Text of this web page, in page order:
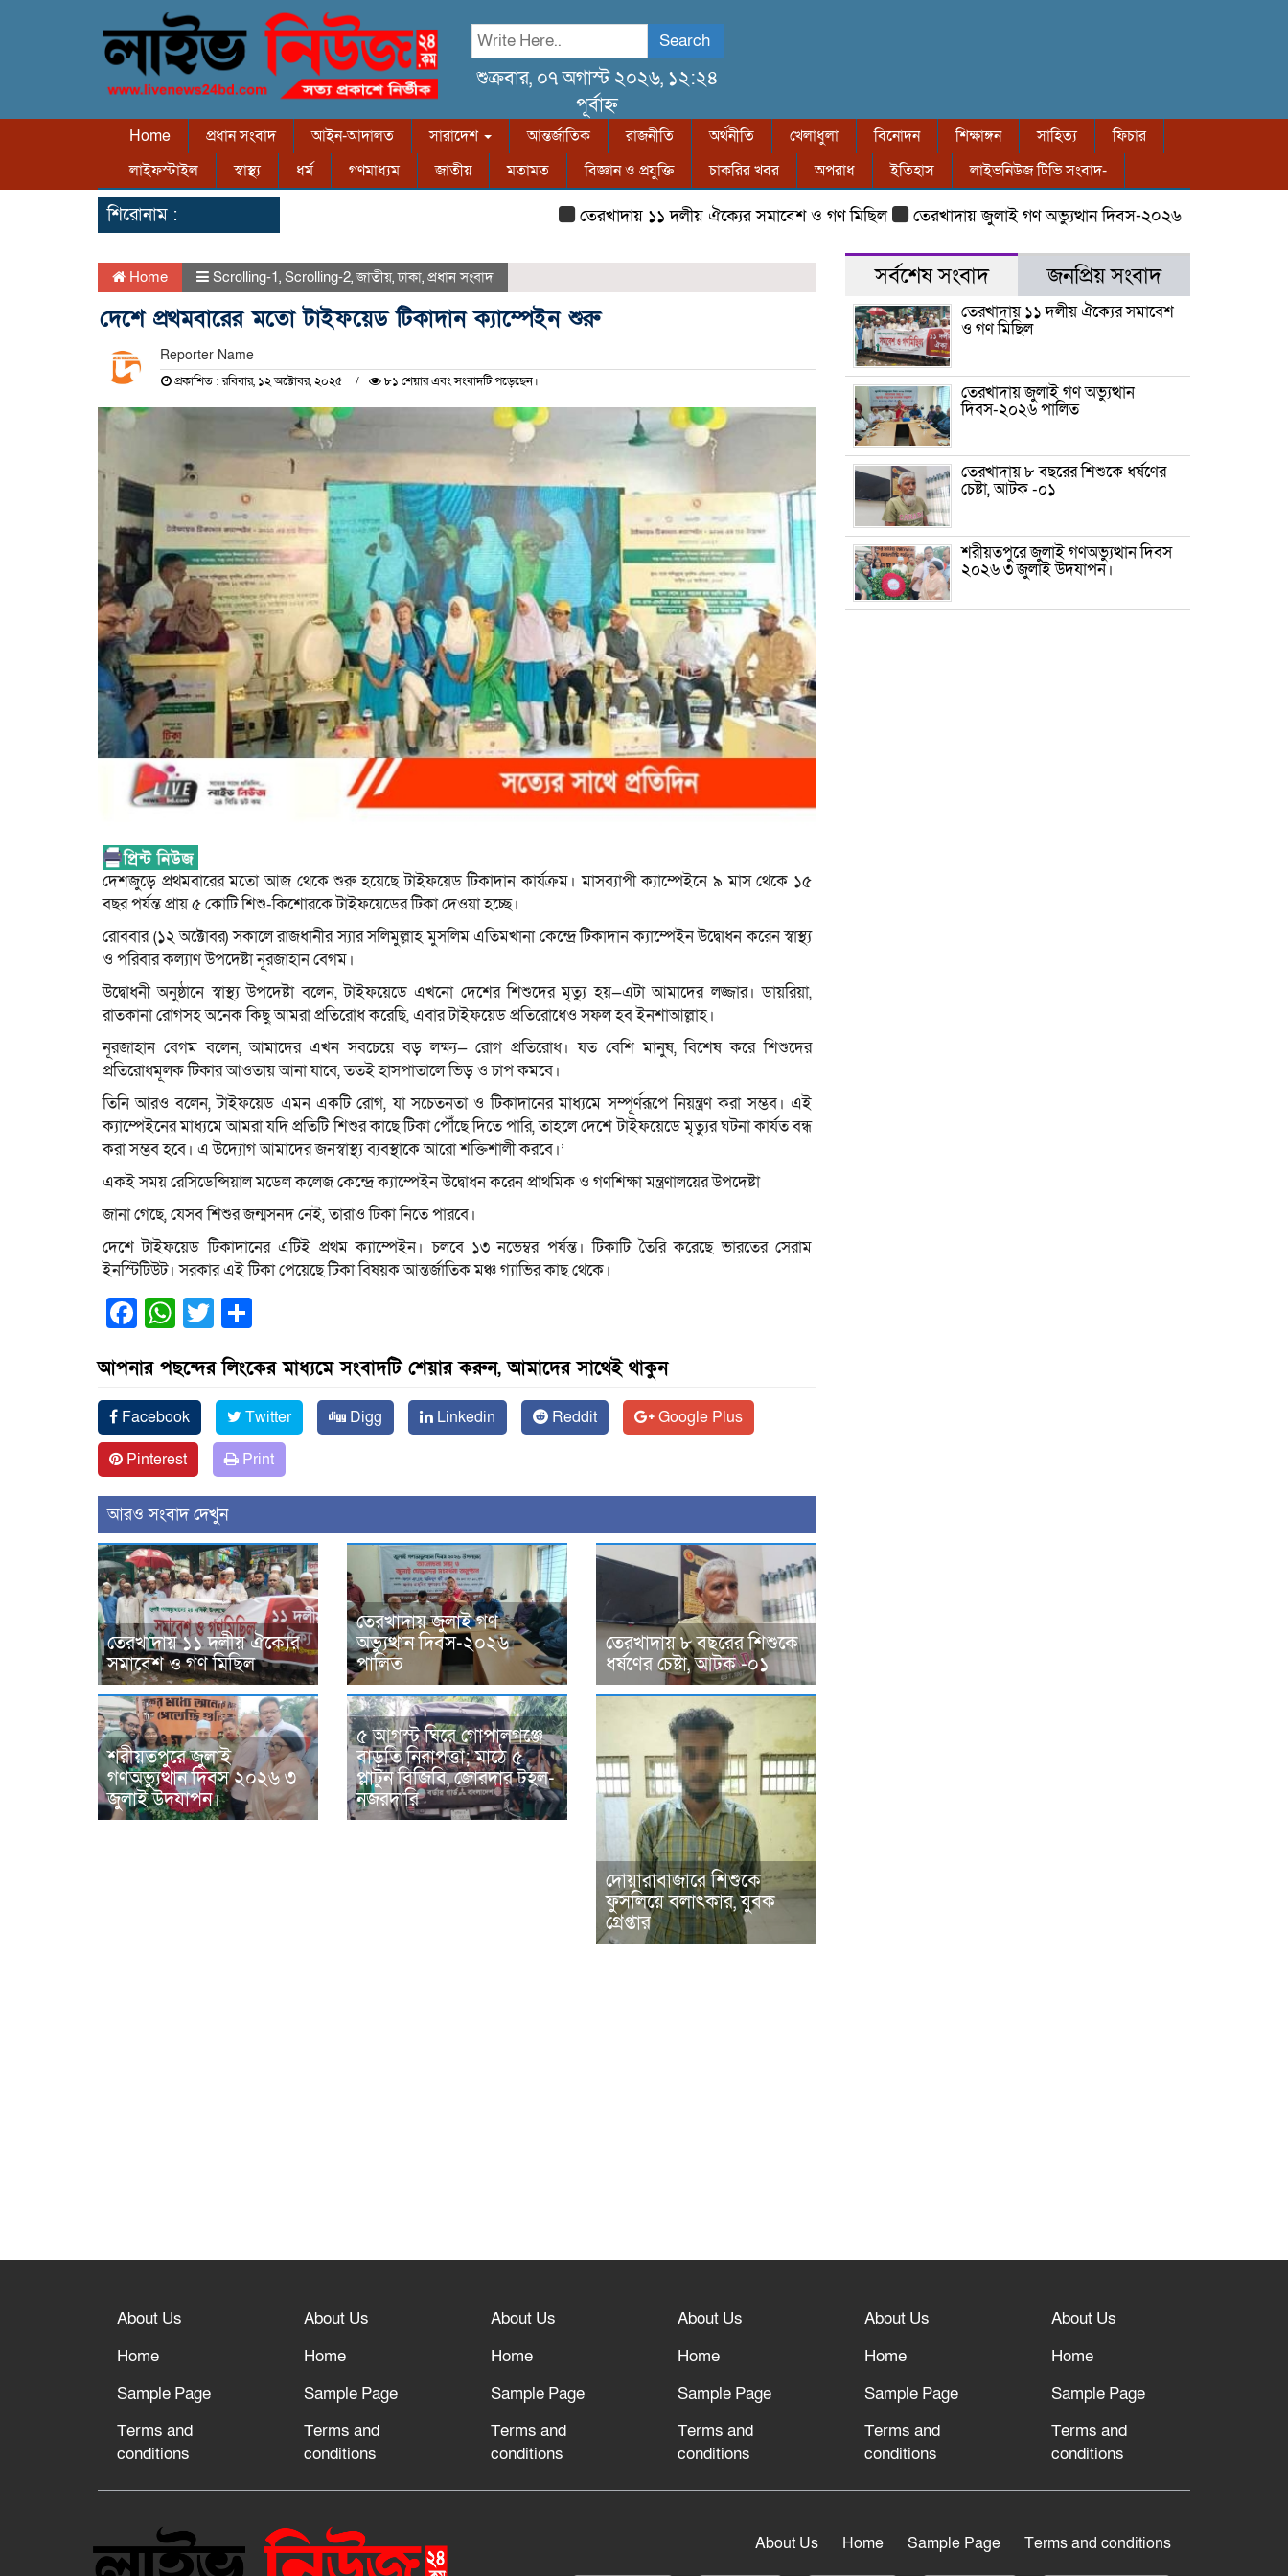
Search
শুক্রবার, ০৭ অগাস্ট ২০২৬, ১২:২৪
পূর্বাহ্ন
Home প্রধান সংবাদ আইন-আদালত সারাদেশ আন্তর্জাতিক রাজনীতি অর্থনীতি খেলাধুলা বিনোদন শিক্ষাঙ্গন সাহিত্য
ফিচার
লাইফস্টাইল
স্বাস্থ্য ধর্ম গণমাধ্যম জাতীয় মতামত বিজ্ঞান ও প্রযুক্তি চাকরির খবর অপরাধ ইতিহাস লাইভনিউজ টিভি সংবাদ-
শিরোনাম : তেরখাদায় ১১ দলীয় ঐক্যের সমাবেশ ও গণ মিছিল তেরখাদায় জুলাই গণ অভ্যুত্থান দিবস-২০২৬ পালিত
Home Scrolling-1, Scrolling-2,জাতীয়,ঢাকা, প্রধান সংবাদ
দেশে প্রথমবারের মতো টাইফয়েড টিকাদান ক্যাম্পেইন শুরু
Reporter Name
প্রকাশিত : রবিবার, ১২ অক্টোবর, ২০২৫ ৮১ শেয়ার এবং সংবাদটি পড়েছেন।
দেশজুড়ে প্রথমবারের মতো আজ থেকে শুরু হয়েছে টাইফয়েড টিকাদান কার্যক্রম। মাসব্যাপী ক্যাম্পেইনে ৯ মাস থেকে ১৫
বছর পর্যন্ত প্রায় ৫ কোটি শিশু-কিশোরকে টাইফয়েডের টিকা দেওয়া হচ্ছে।
রোববার (১২ অক্টোবর) সকালে রাজধানীর স্যার সলিমুল্লাহ মুসলিম এতিমখানা কেন্দ্রে টিকাদান ক্যাম্পেইন উদ্বোধন করেন স্বাস্থ্য
ও পরিবার কল্যাণ উপদেষ্টা নূরজাহান বেগম।
উদ্বোধনী অনুষ্ঠানে স্বাস্থ্য উপদেষ্টা বলেন, টাইফয়েডে এখনো দেশের শিশুদের মৃত্যু হয়—এটা আমাদের লজ্জার। ডায়রিয়া,
রাতকানা রোগসহ অনেক কিছু আমরা প্রতিরোধ করেছি, এবার টাইফয়েড প্রতিরোধেও সফল হব ইনশাআল্লাহ।
নূরজাহান বেগম বলেন, আমাদের এখন সবচেয়ে বড় লক্ষ্য— রোগ প্রতিরোধ। যত বেশি মানুষ, বিশেষ করে শিশুদের
প্রতিরোধমূলক টিকার আওতায় আনা যাবে, ততই হাসপাতালে ভিড় ও চাপ কমবে।
তিনি আরও বলেন, টাইফয়েড এমন একটি রোগ, যা সচেতনতা ও টিকাদানের মাধ্যমে সম্পূর্ণরূপে নিয়ন্ত্রণ করা সম্ভব। এই
ক্যাম্পেইনের মাধ্যমে আমরা যদি প্রতিটি শিশুর কাছে টিকা পৌঁছে দিতে পারি, তাহলে দেশে টাইফয়েডে মৃত্যুর ঘটনা কার্যত বন্ধ
করা সম্ভব হবে। এ উদ্যোগ আমাদের জনস্বাস্থ্য ব্যবস্থাকে আরো শক্তিশালী করবে।’
একই সময় রেসিডেন্সিয়াল মডেল কলেজ কেন্দ্রে ক্যাম্পেইন উদ্বোধন করেন প্রাথমিক ও গণশিক্ষা মন্ত্রণালয়ের উপদেষ্টা
জানা গেছে, যেসব শিশুর জন্মসনদ নেই, তারাও টিকা নিতে পারবে।
দেশে টাইফয়েড টিকাদানের এটিই প্রথম ক্যাম্পেইন। চলবে ১৩ নভেম্বর পর্যন্ত। টিকাটি তৈরি করেছে ভারতের সেরাম
ইনস্টিটিউট। সরকার এই টিকা পেয়েছে টিকা বিষয়ক আন্তর্জাতিক মঞ্চ গ্যাভির কাছ থেকে।
Facebook
WhatsApp
Twitter
আপনার পছন্দের লিংকের মাধ্যমে সংবাদটি শেয়ার করুন, আমাদের সাথেই থাকুন
Facebook Twitter Digg Linkedin Reddit
Google Plus
Pinterest
Print
আরও সংবাদ দেখুন
তেরখাদায় ১১ দলীয় ঐক্যের
সমাবেশ ও গণ মিছিল
তেরখাদায় জুলাই গণ
অভ্যুত্থান দিবস-২০২৬
পালিত
তেরখাদায় ৮ বছরের শিশুকে
ধর্ষণের চেষ্টা, আটক -০১
শরীয়তপুরে জুলাই
গণঅভ্যুত্থান দিবস ২০২৬ ৩
জুলাই উদযাপন।
৫ আগস্ট ঘিরে গোপালগঞ্জে
বাড়তি নিরাপত্তা; মাঠে ৫
প্লাটুন বিজিবি, জোরদার টহল-
নজরদারি
দোয়ারাবাজারে শিশুকে
ফুসলিয়ে বলাৎকার, যুবক
গ্রেপ্তার
সর্বশেষ সংবাদ জনপ্রিয় সংবাদ
তেরখাদায় ১১ দলীয় ঐক্যের সমাবেশ
ও গণ মিছিল
তেরখাদায় জুলাই গণ অভ্যুত্থান
দিবস-২০২৬ পালিত
তেরখাদায় ৮ বছরের শিশুকে ধর্ষণের
চেষ্টা, আটক -০১
শরীয়তপুরে জুলাই গণঅভ্যুত্থান দিবস
২০২৬ ৩ জুলাই উদযাপন।
About Us
Home
Sample Page
Terms and
conditions
About Us
Home
Sample Page
Terms and
conditions
About Us
Home
Sample Page
Terms and
conditions
About Us
Home
Sample Page
Terms and
conditions
About Us
Home
Sample Page
Terms and
conditions
About Us
Home
Sample Page
Terms and
conditions
About Us Home Sample Page Terms and conditions